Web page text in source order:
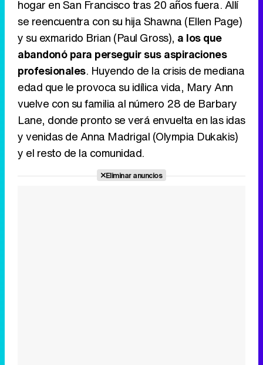
Canción ganadora de Eurovisión 2026: DARA con "Bangaranga" por Bulgaria
hogar en San Francisco tras 20 años fuera. Allí
se reencuentra con su hija Shawna (Ellen Page)
y su exmarido Brian (Paul Gross), a los que
abandonó para perseguir sus aspiraciones
profesionales. Huyendo de la crisis de mediana
edad que le provoca su idílica vida, Mary Ann
vuelve con su familia al número 28 de Barbary
Lane, donde pronto se verá envuelta en las idas
y venidas de Anna Madrigal (Olympia Dukakis)
y el resto de la comunidad.
Eliminar anuncios